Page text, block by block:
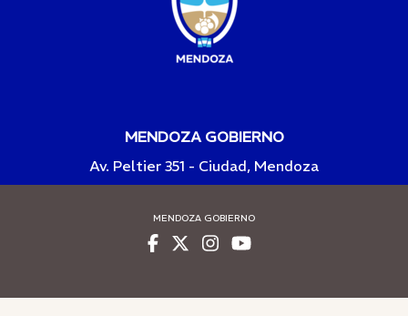
MENDOZA GOBIERNO
Av. Peltier 351 - Ciudad, Mendoza
MENDOZA GOBIERNO